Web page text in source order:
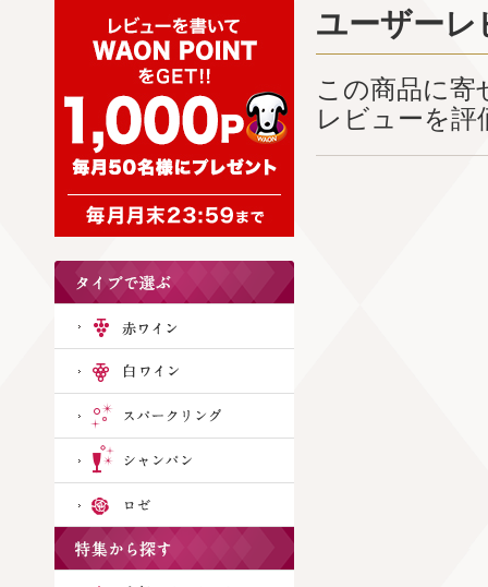
ユーザーレ
この商品に
レビューを評